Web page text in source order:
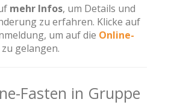
mehr Infos, um Details und
zu erfahren. Klicke auf
um auf die Online-
zu gelangen.
Fasten in Gruppe